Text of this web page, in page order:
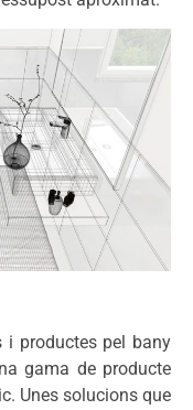
i productes pel bany
gama de producte
Unes solucions que